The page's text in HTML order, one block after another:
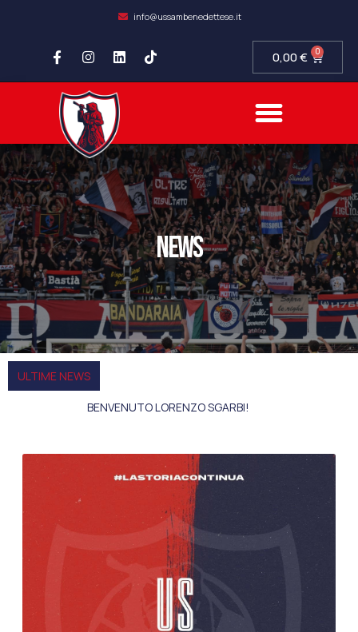
info@ussambenedettese.it
0,00€ 0
news
ULTIME NEWS
BENVENUTO LORENZO SGARBI!